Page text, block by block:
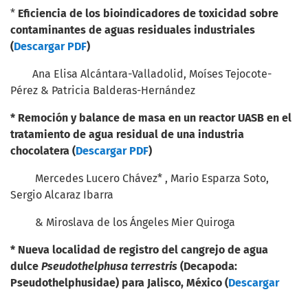
* Eficiencia de los bioindicadores de toxicidad sobre
contaminantes de aguas residuales industriales
(Descargar PDF)
Ana Elisa Alcántara-Valladolid, Moíses Tejocote-
Pérez & Patricia Balderas-Hernández
* Remoción y balance de masa en un reactorUASB en el
tratamiento de agua residual de una industria
chocolatera (Descargar PDF)
Mercedes Lucero Chávez* , Mario Esparza Soto,
Sergio Alcaraz Ibarra
& Miroslava de los Ángeles Mier Quiroga
* Nueva localidad de registro del cangrejo de agua
dulce Pseudothelphusa terrestris (Decapoda:
Pseudothelphusidae) para Jalisco, México (Descargar